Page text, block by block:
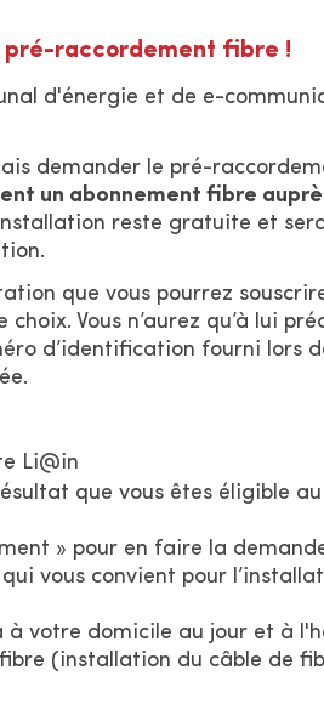
pré-raccordement fibre !
d'énergie et de e-
demander le pré-
un abonnement fibre
reste gratuite et
que vous pourrez
Vous n’aurez qu’à lui
d’identification fourni lors
Li@in
que vous êtes éligible
» pour en faire la
vous convient pour
à votre domicile au jour et à
(installation du câble de